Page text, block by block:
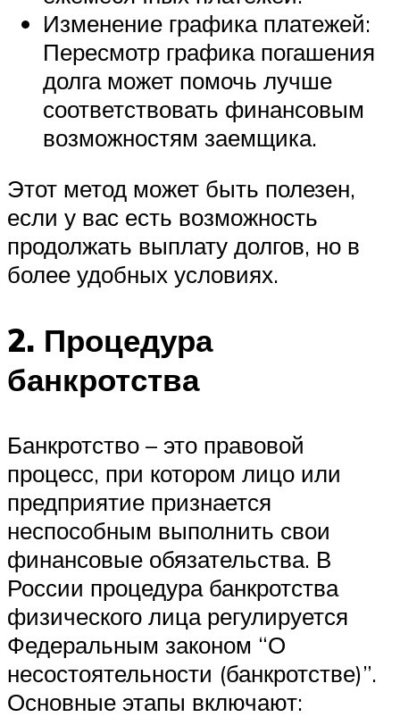
Изменение графика платежей:
Пересмотр графика погашения
долга может помочь лучше
соответствовать финансовым
возможностям заемщика.
Этот метод может быть полезен,
если у вас есть возможность
продолжать выплату долгов, но в
более удобных условиях.
2. Процедура
банкротства
Банкротство – это правовой
процесс, при котором лицо или
предприятие признается
неспособным выполнить свои
финансовые обязательства. В
России процедура банкротства
физического лица регулируется
Федеральным законом “О
несостоятельности (банкротстве)”.
Основные этапы включают: